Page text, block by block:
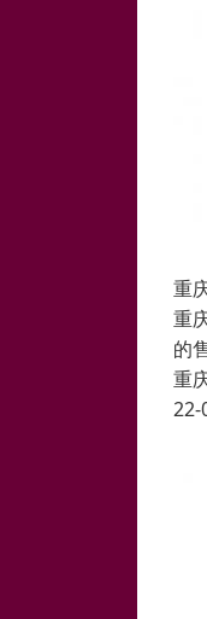
重
重
的
重
22-